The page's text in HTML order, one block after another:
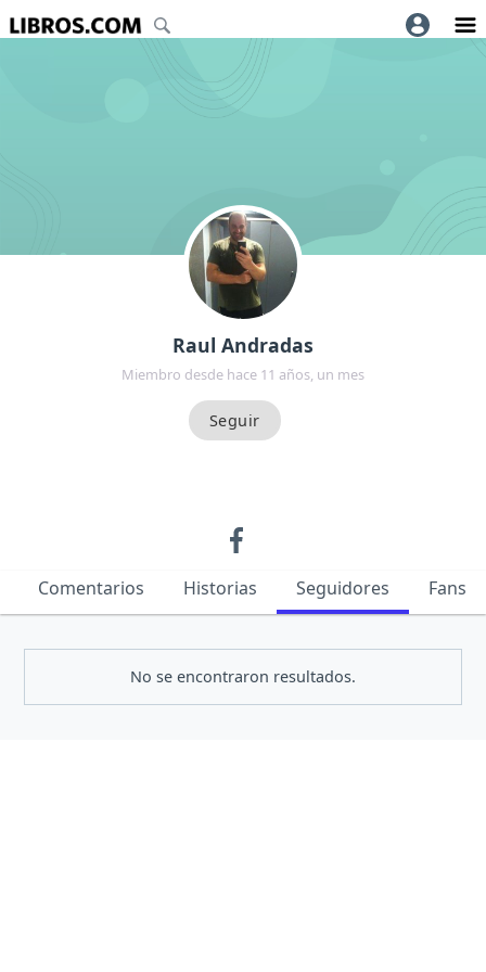
Raul Andradas
Miembro desde hace 11 años, un mes
Comentarios Historias Seguidores Fans
No se encontraron resultados.